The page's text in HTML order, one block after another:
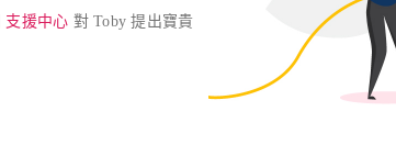
支援中心 對 Toby 提出寶貴